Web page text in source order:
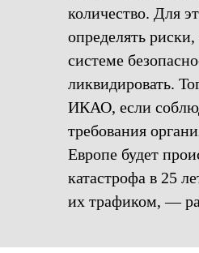
количество. Для
определять
системе
ликвидировать.
ИКАО, если
требования
Европе будет
катастрофа в 25
их трафиком, —